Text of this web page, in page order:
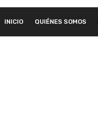
INICIO QUIÉNES SOMOS